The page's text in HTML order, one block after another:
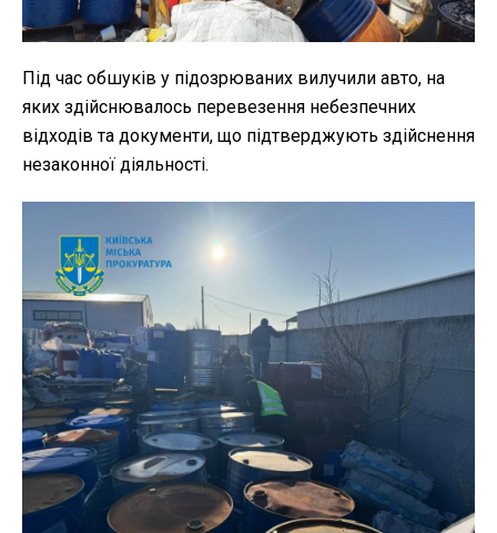
Під час обшуків у підозрюваних вилучили авто, на
яких здійснювалось перевезення небезпечних
відходів та документи, що підтверджують здійснення
незаконної діяльності.